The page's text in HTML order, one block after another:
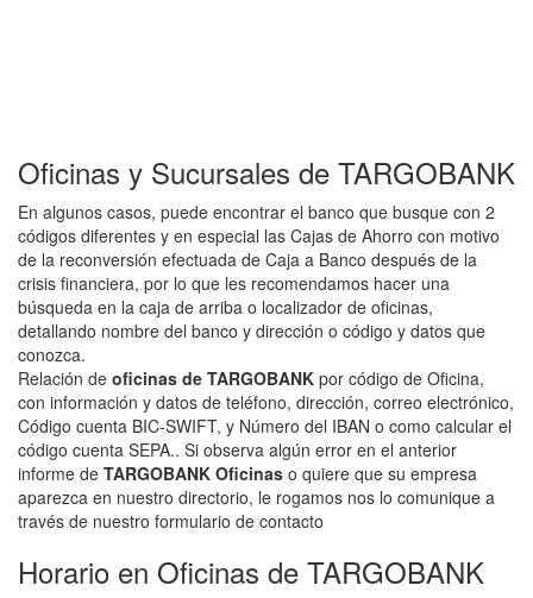
Oficinas y Sucursales de TARGOBANK
En algunos casos, puede encontrar el banco que busque con 2
códigos diferentes y en especial las Cajas de Ahorro con motivo
de la reconversión efectuada de Caja a Banco después de la
crisis financiera, por lo que les recomendamos hacer una
búsqueda en la caja de arriba o localizador de oficinas,
detallando nombre del banco y dirección o código y datos que
conozca.
Relación de oficinas de TARGOBANK por código de Oficina,
con información y datos de teléfono, dirección, correo electrónico,
Código cuenta BIC-SWIFT, y Número del IBAN o como calcular el
código cuenta SEPA.. Si observa algún error en el anterior
informe de TARGOBANK Oficinas o quiere que su empresa
aparezca en nuestro directorio, le rogamos nos lo comunique a
través de nuestro formulario de contacto
Horario en Oficinas de TARGOBANK